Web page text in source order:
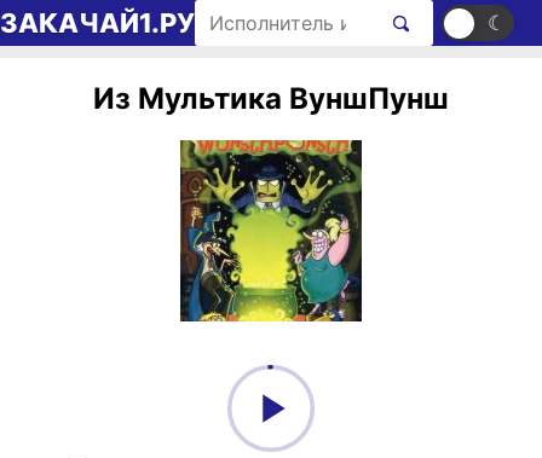
Перейти к содержимому
ЗАКАЧАЙ1.РУ Поиск рингтонов ☀ ☾
Из Мультика ВуншПунш